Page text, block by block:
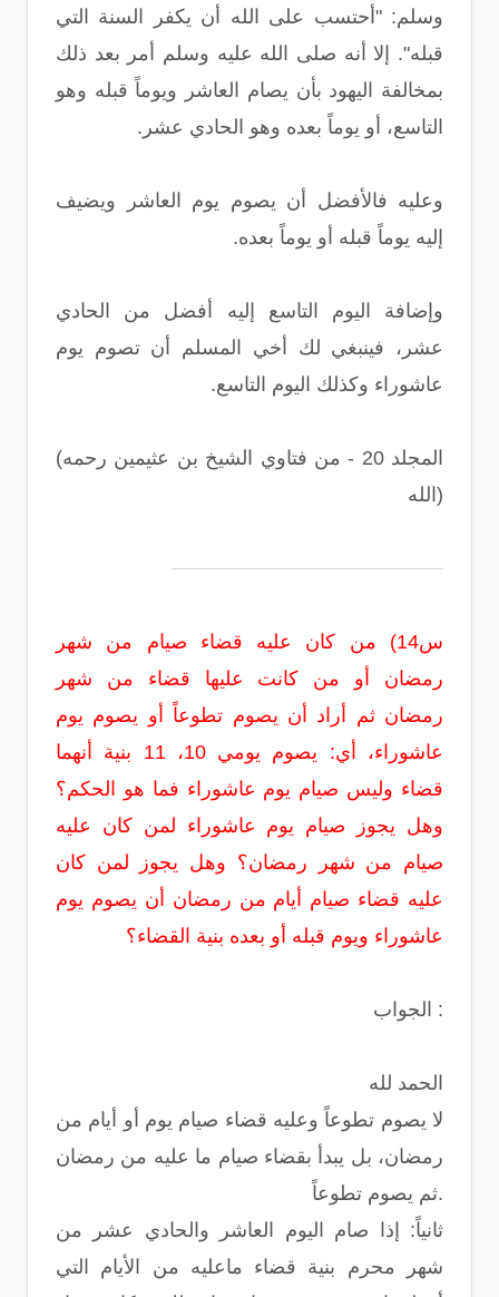
وسلم‏:‏ ‏"‏أحتسب على الله أن يكفر السنة التي
قبله‏"‏‏.‏ إلا أنه صلى الله عليه وسلم أمر بعد ذلك
بمخالفة اليهود بأن يصام العاشر ويوماً قبله وهو
التاسع، أو يوماً بعده وهو الحادي عشر‏.‏
وعليه فالأفضل أن يصوم يوم العاشر ويضيف
إليه يوماً قبله أو يوماً بعده‏.‏
وإضافة اليوم التاسع إليه أفضل من الحادي
عشر، فينبغي لك أخي المسلم أن تصوم يوم
عاشوراء وكذلك اليوم التاسع‏.‏
(المجلد 20 - من فتاوي الشيخ بن عثيمين رحمه
الله)
س14) من كان عليه قضاء صيام من شهر
رمضان أو من كانت عليها قضاء من شهر
رمضان ثم أراد أن يصوم تطوعاً أو يصوم يوم
عاشوراء، أي: يصوم يومي 10، 11 بنية أنهما
قضاء وليس صيام يوم عاشوراء فما هو الحكم؟
وهل يجوز صيام يوم عاشوراء لمن كان عليه
صيام من شهر رمضان؟ وهل يجوز لمن كان
عليه قضاء صيام أيام من رمضان أن يصوم يوم
عاشوراء ويوم قبله أو بعده بنية القضاء؟
الجواب :
الحمد لله
لا يصوم تطوعاً وعليه قضاء صيام يوم أو أيام من
رمضان، بل يبدأ بقضاء صيام ما عليه من رمضان
ثم يصوم تطوعاً.
ثانياً: إذا صام اليوم العاشر والحادي عشر من
شهر محرم بنية قضاء ماعليه من الأيام التي